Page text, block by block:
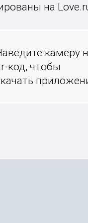
на
камеру
код, чтобы